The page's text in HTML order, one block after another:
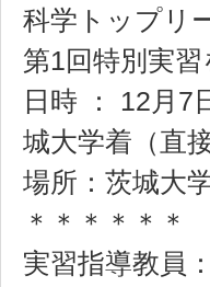
科学トップリ
第1回特別実
日時 ： 12月
城大学着（直
場所：茨城大
＊＊＊＊＊＊
実習指導教員